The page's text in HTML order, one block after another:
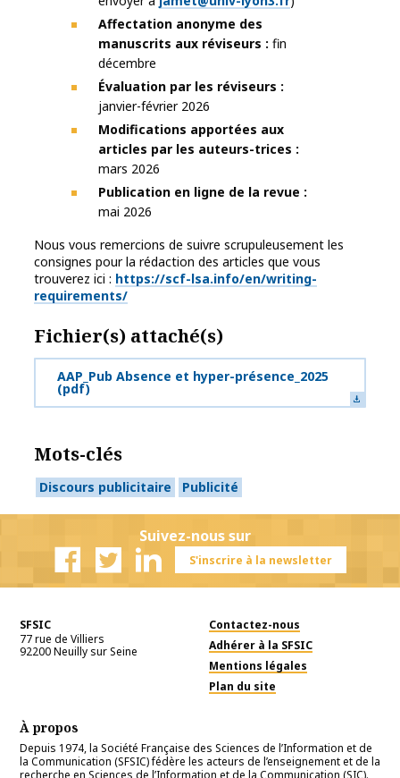
Affectation anonyme des
manuscrits aux réviseurs : fin
décembre
Évaluation par les réviseurs :
janvier-février 2026
Modifications apportées aux
articles par les auteurs-trices :
mars 2026
Publication en ligne de la revue :
mai 2026
Nous vous remercions de suivre scrupuleusement les
consignes pour la rédaction des articles que vous
trouverez ici : https://scf-lsa.info/en/writing-
requirements/
Fichier(s) attaché(s)
AAP_Pub Absence et hyper-présence_2025
(pdf)
Mots-clés
Discours publicitaire Publicité
Suivez-nous sur
S'inscrire à la newsletter
SFSIC
77 rue de Villiers
92200Neuilly sur Seine
Contactez-nous
Adhérer à la SFSIC
Mentions légales
Plan du site
À propos
Depuis 1974, la Société Française des Sciences de l’Information et de
la Communication (SFSIC) fédère les acteurs de l’enseignement et de la
recherche en Sciences de l’Information et de la Communication (SIC).